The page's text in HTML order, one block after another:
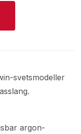
svetsmodeller
argon-